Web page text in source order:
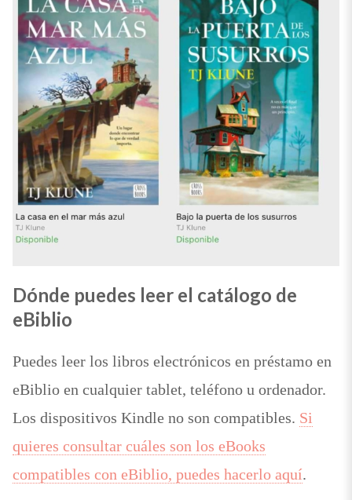
Dónde puedes leer el catálogo de
eBiblio
Puedes leer los libros electrónicos en préstamo en
eBiblio en cualquier tablet, teléfono u ordenador.
Los dispositivos Kindle no son compatibles. Si
quieres consultar cuáles son los eBooks
compatibles con eBiblio, puedes hacerlo aquí.